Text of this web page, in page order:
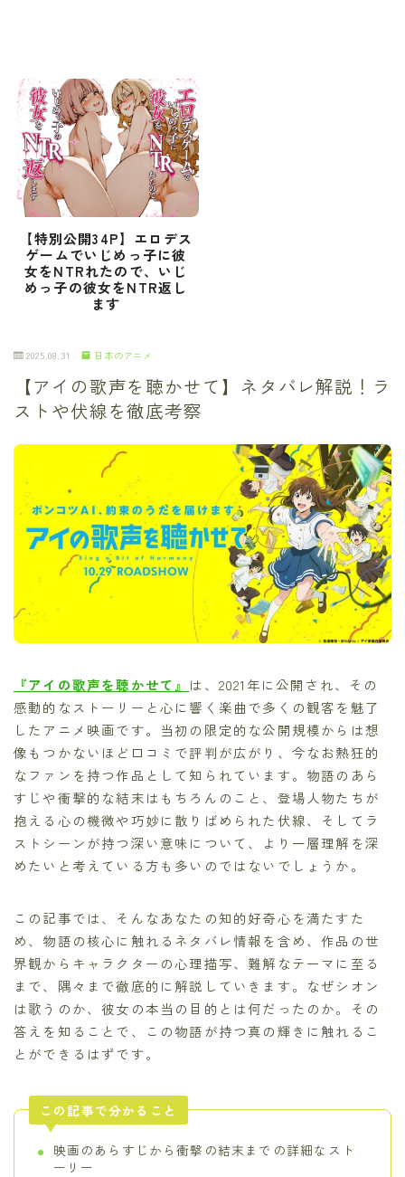
【特別公開34P】エロデス
ゲームでいじめっ子に彼
女をNTRれたので、いじ
めっ子の彼女をNTR返し
ます
2025.08.31 日本のアニメ
【アイの歌声を聴かせて】ネタバレ解説！ラ
ストや伏線を徹底考察
『アイの歌声を聴かせて』 は、2021年に公開され、その
感動的なストーリーと心に響く楽曲で多くの観客を魅了
したアニメ映画です。当初の限定的な公開規模からは想
像もつかないほど口コミで評判が広がり、今なお熱狂的
なファンを持つ作品として知られています。物語のあら
すじや衝撃的な結末はもちろんのこと、登場人物たちが
抱える心の機微や巧妙に散りばめられた伏線、そしてラ
ストシーンが持つ深い意味について、より一層理解を深
めたいと考えている方も多いのではないでしょうか。
この記事では、そんなあなたの知的好奇心を満たすた
め、物語の核心に触れるネタバレ情報を含め、作品の世
界観からキャラクターの心理描写、難解なテーマに至る
まで、隅々まで徹底的に解説していきます。なぜシオン
は歌うのか、彼女の本当の目的とは何だったのか。その
答えを知ることで、この物語が持つ真の輝きに触れるこ
とができるはずです。
この記事で分かること
映画のあらすじから衝撃の結末までの詳細なスト
ーリー